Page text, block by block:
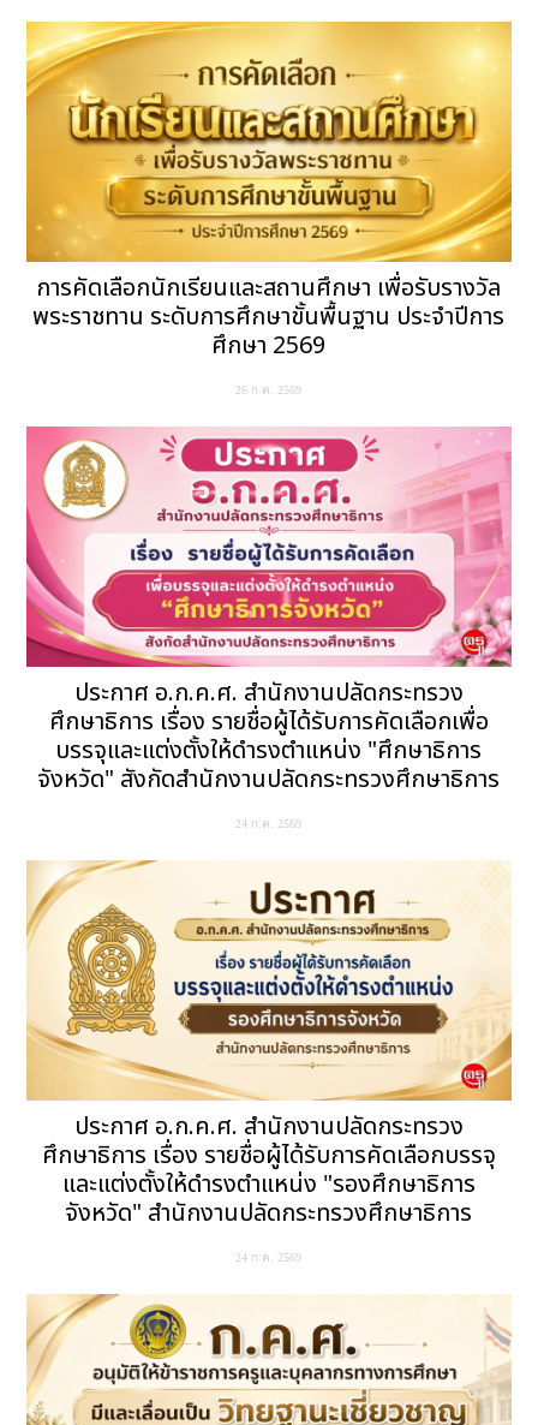
การคัดเลือกนักเรียนและสถานศึกษา เพื่อรับรางวัล
พระราชทาน ระดับการศึกษาขั้นพื้นฐาน ประจำปีการ
ศึกษา 2569
26 ก.ค. 2569
ประกาศ อ.ก.ค.ศ. สำนักงานปลัดกระทรวง
ศึกษาธิการ เรื่อง รายชื่อผู้ได้รับการคัดเลือกเพื่อ
บรรจุและแต่งตั้งให้ดำรงตำแหน่ง "ศึกษาธิการ
จังหวัด" สังกัดสำนักงานปลัดกระทรวงศึกษาธิการ
24 ก.ค. 2569
ประกาศ อ.ก.ค.ศ. สำนักงานปลัดกระทรวง
ศึกษาธิการ เรื่อง รายชื่อผู้ได้รับการคัดเลือกบรรจุ
และแต่งตั้งให้ดำรงตำแหน่ง "รองศึกษาธิการ
จังหวัด" สำนักงานปลัดกระทรวงศึกษาธิการ
24 ก.ค. 2569